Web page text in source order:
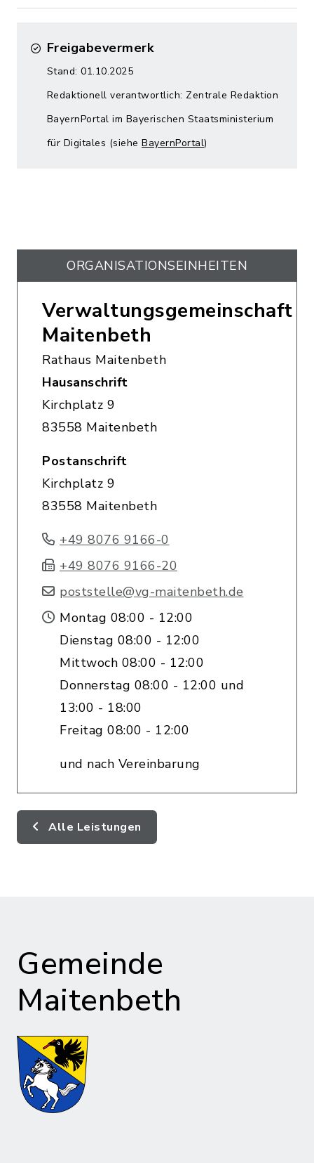
Freigabevermerk
Stand: 01.10.2025
Redaktionell verantwortlich: Zentrale Redaktion
BayernPortal im Bayerischen Staatsministerium
für Digitales (siehe BayernPortal)
ORGANISATIONS­EINHEITEN
Verwaltungsgemeinschaft
Maitenbeth
Rathaus Maitenbeth
Hausanschrift
Kirchplatz 9
83558 Maitenbeth
Postanschrift
Kirchplatz 9
83558 Maitenbeth
+49 8076 9166-0
+49 8076 9166-20
poststelle@vg-maitenbeth.de
Montag 08:00 - 12:00
Dienstag 08:00 - 12:00
Mittwoch 08:00 - 12:00
Donnerstag 08:00 - 12:00 und
13:00 - 18:00
Freitag 08:00 - 12:00
und nach Vereinbarung
Alle Leistungen
Gemeinde
Maitenbeth